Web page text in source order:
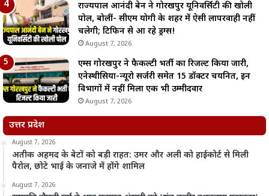
राज्यपाल आनंदी बेन ने गोरखपुर यूनिवर्सिटी की खोली
पोल, बोलीं- सीएम योगी के शहर में ऐसी लापरवाही नहीं
चलेगी; टिफिन से आ रहे ड्रग्स!
August 7, 2026
एम्स गोरखपुर ने फैकल्टी भर्ती का रिजल्ट किया जारी,
एनेस्थीसिया-न्यूरो सर्जरी समेत 15 डॉक्टर चयनित, इन
विभागों में नहीं मिला एक भी उम्मीदवार
August 7, 2026
उत्तर प्रदेश
August 7, 2026
अतीक अहमद के बेटों को बड़ी राहत: उमर और अली को हाईकोर्ट से मिली
पैरोल, छोटे भाई के जनाजे में होंगे शामिल
August 7, 2026